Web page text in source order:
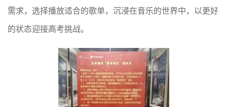
需求，选择播放适合的歌单，沉浸在音乐的世界中，以更好
的状态迎接高考挑战。